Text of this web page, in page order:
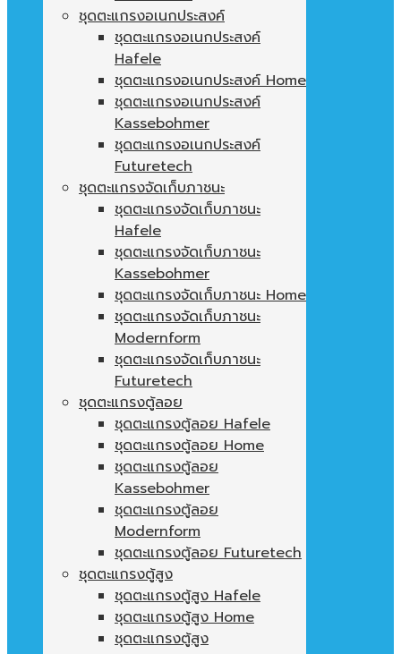
ชุดตะแกรงอเนกประสงค์
ชุดตะแกรงอเนกประสงค์
Hafele
ชุดตะแกรงอเนกประสงค์ Home
ชุดตะแกรงอเนกประสงค์
Kassebohmer
ชุดตะแกรงอเนกประสงค์
Futuretech
ชุดตะแกรงจัดเก็บภาชนะ
ชุดตะแกรงจัดเก็บภาชนะ
Hafele
ชุดตะแกรงจัดเก็บภาชนะ
Kassebohmer
ชุดตะแกรงจัดเก็บภาชนะ Home
ชุดตะแกรงจัดเก็บภาชนะ
Modernform
ชุดตะแกรงจัดเก็บภาชนะ
Futuretech
ชุดตะแกรงตู้ลอย
ชุดตะแกรงตู้ลอย Hafele
ชุดตะแกรงตู้ลอย Home
ชุดตะแกรงตู้ลอย
Kassebohmer
ชุดตะแกรงตู้ลอย
Modernform
ชุดตะแกรงตู้ลอย Futuretech
ชุดตะแกรงตู้สูง
ชุดตะแกรงตู้สูง Hafele
ชุดตะแกรงตู้สูง Home
ชุดตะแกรงตู้สูง